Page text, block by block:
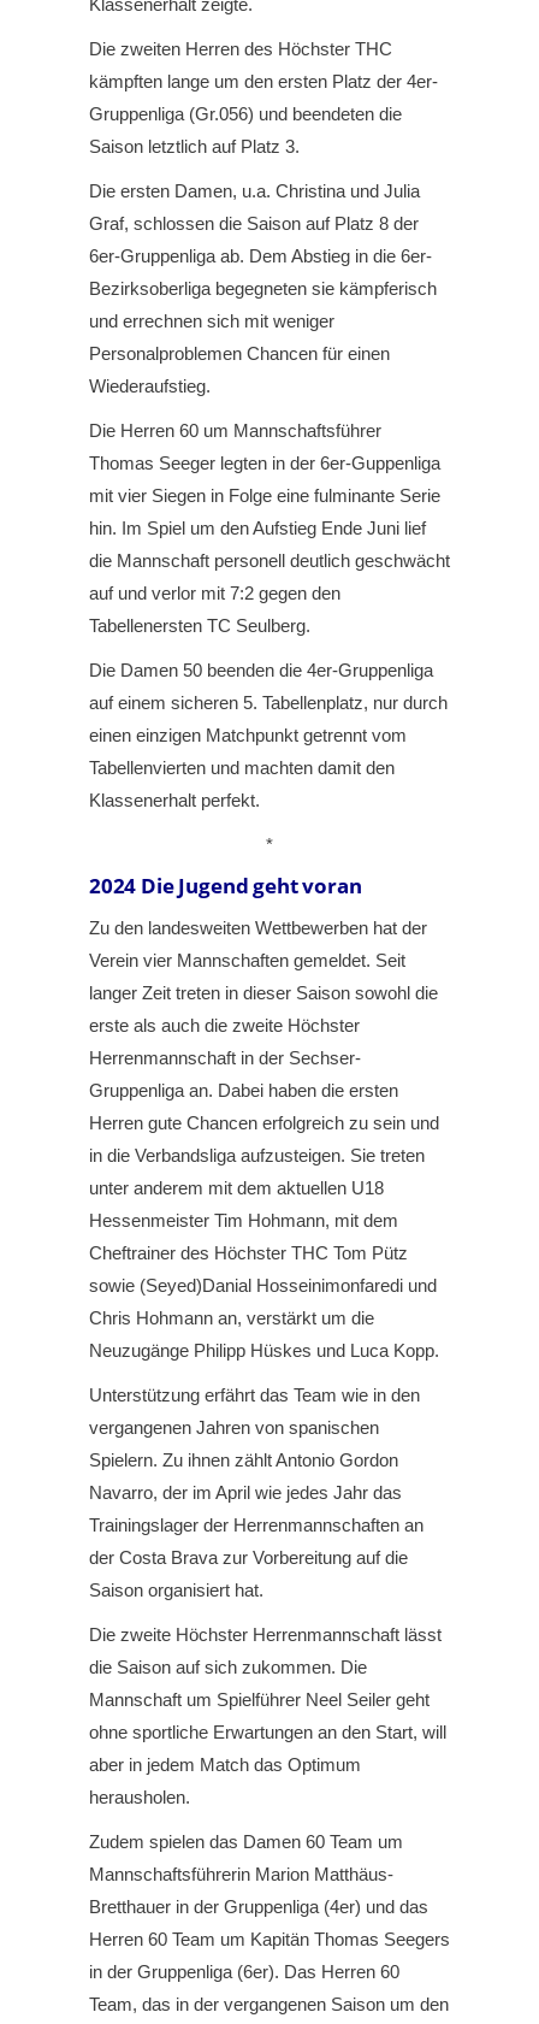
Die zweiten Herren des Höchster THC
kämpften lange um den ersten Platz der 4er-
Gruppenliga (Gr.056) und beendeten die
Saison letztlich auf Platz 3.
Die ersten Damen, u.a. Christina und Julia
Graf, schlossen die Saison auf Platz 8 der
6er-Gruppenliga ab. Dem Abstieg in die 6er-
Bezirksoberliga begegneten sie kämpferisch
und errechnen sich mit weniger
Personalproblemen Chancen für einen
Wiederaufstieg.
Die Herren 60 um Mannschaftsführer
Thomas Seeger legten in der 6er-Guppenliga
mit vier Siegen in Folge eine fulminante Serie
hin. Im Spiel um den Aufstieg Ende Juni lief
die Mannschaft personell deutlich geschwächt
auf und verlor mit 7:2 gegen den
Tabellenersten TC Seulberg.
Die Damen 50 beenden die 4er-Gruppenliga
auf einem sicheren 5. Tabellenplatz, nur durch
einen einzigen Matchpunkt getrennt vom
Tabellenvierten und machten damit den
Klassenerhalt perfekt.
*
2024 Die Jugend geht voran
Zu den landesweiten Wettbewerben hat der
Verein vier Mannschaften gemeldet. Seit
langer Zeit treten in dieser Saison sowohl die
erste als auch die zweite Höchster
Herrenmannschaft in der Sechser-
Gruppenliga an. Dabei haben die ersten
Herren gute Chancen erfolgreich zu sein und
in die Verbandsliga aufzusteigen. Sie treten
unter anderem mit dem aktuellen U18
Hessenmeister Tim Hohmann, mit dem
Cheftrainer des Höchster THC Tom Pütz
sowie (Seyed)Danial Hosseinimonfaredi und
Chris Hohmann an, verstärkt um die
Neuzugänge Philipp Hüskes und Luca Kopp.
Unterstützung erfährt das Team wie in den
vergangenen Jahren von spanischen
Spielern. Zu ihnen zählt Antonio Gordon
Navarro, der im April wie jedes Jahr das
Trainingslager der Herrenmannschaften an
der Costa Brava zur Vorbereitung auf die
Saison organisiert hat.
Die zweite Höchster Herrenmannschaft lässt
die Saison auf sich zukommen. Die
Mannschaft um Spielführer Neel Seiler geht
ohne sportliche Erwartungen an den Start, will
aber in jedem Match das Optimum
herausholen.
Zudem spielen das Damen 60 Team um
Mannschaftsführerin Marion Matthäus-
Bretthauer in der Gruppenliga (4er) und das
Herren 60 Team um Kapitän Thomas Seegers
in der Gruppenliga (6er). Das Herren 60
Team, das in der vergangenen Saison um den